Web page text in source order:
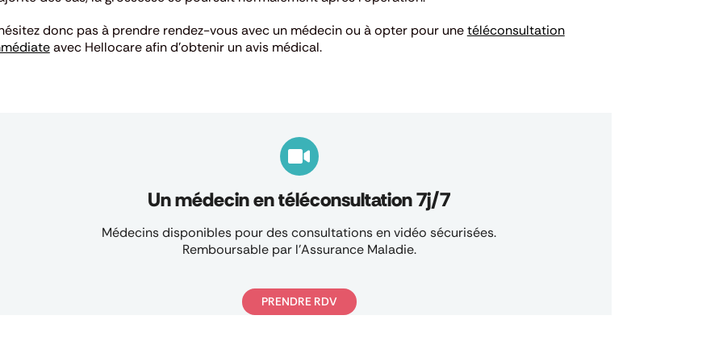
donc pas à prendre rendez-vous avec un médecin ou à opter pour unetéléconsultation
avec Hellocare afin d’obtenir un avis médical.
Un médecin en téléconsultation 7j/7
Médecins disponibles pour des consultations en vidéo sécurisées.
Remboursable par l’Assurance Maladie.
PRENDRE RDV